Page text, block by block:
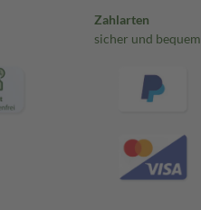
Zahlarten
sicher und bequem